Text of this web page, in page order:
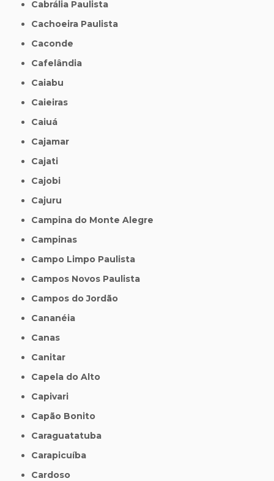
Cabrália Paulista
Cachoeira Paulista
Caconde
Cafelândia
Caiabu
Caieiras
Caiuá
Cajamar
Cajati
Cajobi
Cajuru
Campina do Monte Alegre
Campinas
Campo Limpo Paulista
Campos Novos Paulista
Campos do Jordão
Cananéia
Canas
Canitar
Capela do Alto
Capivari
Capão Bonito
Caraguatatuba
Carapicuíba
Cardoso